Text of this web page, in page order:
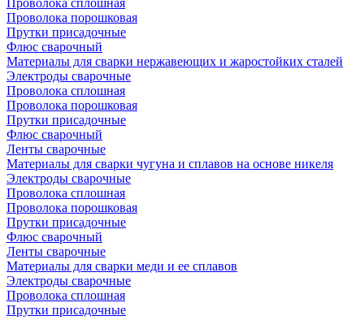
Проволока сплошная
Проволока порошковая
Прутки присадочные
Флюс сварочный
Материалы для сварки нержавеющих и жаростойких сталей
Электроды сварочные
Проволока сплошная
Проволока порошковая
Прутки присадочные
Флюс сварочный
Ленты сварочные
Материалы для сварки чугуна и сплавов на основе никеля
Электроды сварочные
Проволока сплошная
Проволока порошковая
Прутки присадочные
Флюс сварочный
Ленты сварочные
Материалы для сварки меди и ее сплавов
Электроды сварочные
Проволока сплошная
Прутки присадочные